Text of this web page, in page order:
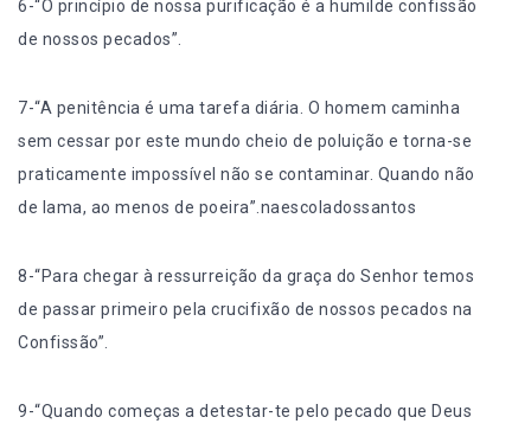
6-“O princípio de nossa purificação é a humilde confissão
de nossos pecados”.
7-“A penitência é uma tarefa diária. O homem caminha
sem cessar por este mundo cheio de poluição e torna-se
praticamente impossível não se contaminar. Quando não
de lama, ao menos de poeira”.naescoladossantos
8-“Para chegar à ressurreição da graça do Senhor temos
de passar primeiro pela crucifixão de nossos pecados na
Confissão”.
9-“Quando começas a detestar-te pelo pecado que Deus